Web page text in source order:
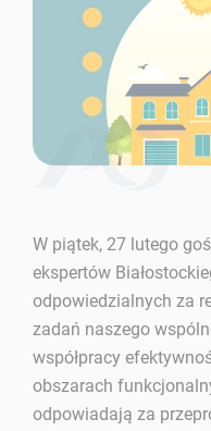
W piątek, 27 lutego
ekspertów
odpowiedzialnych za
zadań naszego
współpracy
obszarach
odpowiadają za